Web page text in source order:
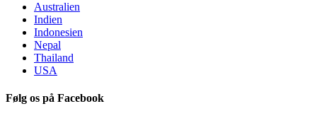
Australien
Indien
Indonesien
Nepal
Thailand
USA
Følg os på Facebook